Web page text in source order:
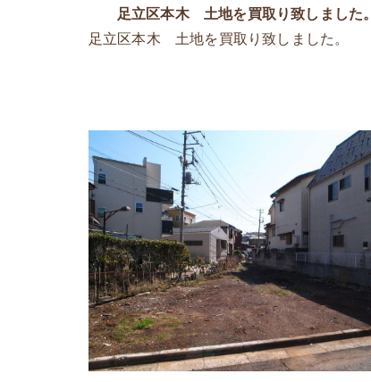
足立区本木 土地を買取り致しました。
足立区本木 土地を買取り致しました。